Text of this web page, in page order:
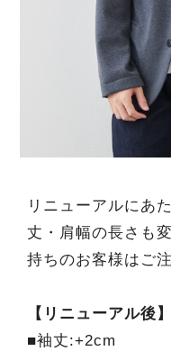
リニューアルにあ
丈・肩幅の長さも
持ちのお客様はご
【リニューアル後】
■袖丈:+2cm